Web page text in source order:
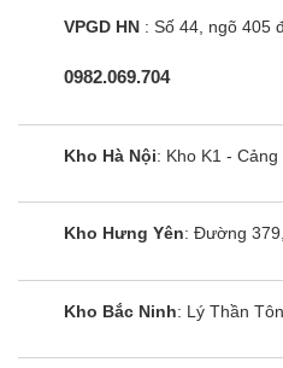
smartphone.
Đặc biệt, ứng dụng này
xuất, giúp bạn được
hơn.
Nhờ trang bị công nghệ
VPGD HN : Số 44, ngõ 405
0982.069.704
Kho Hà Nội: Kho K1 -
Kho Hưng Yên: Đường
Kho Bắc Ninh: Lý Thần